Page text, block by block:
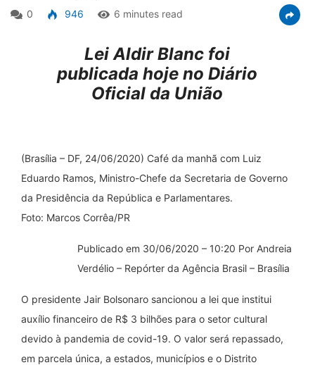
0 946 6 minutes read
Lei Aldir Blanc foi
publicada hoje no Diário
Oficial da União
(Brasília – DF, 24/06/2020) Café da manhã com Luiz
Eduardo Ramos, Ministro-Chefe da Secretaria de Governo
da Presidência da República e Parlamentares.
Foto: Marcos Corrêa/PR
Publicado em 30/06/2020 – 10:20 Por Andreia
Verdélio – Repórter da Agência Brasil – Brasília
O presidente Jair Bolsonaro sancionou a lei que institui
auxílio financeiro de R$ 3 bilhões para o setor cultural
devido à pandemia de covid-19. O valor será repassado,
em parcela única, a estados, municípios e o Distrito